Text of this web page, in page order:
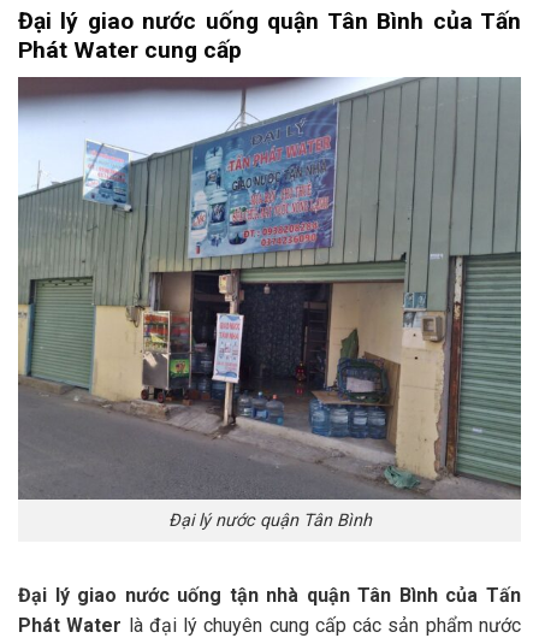
Đại lý giao nước uống quận Tân Bình của Tấn
Phát Water cung cấp
Đại lý nước quận Tân Bình
Đại lý giao nước uống tận nhà quận Tân Bình của Tấn
Phát Water là đại lý chuyên cung cấp các sản phẩm nước